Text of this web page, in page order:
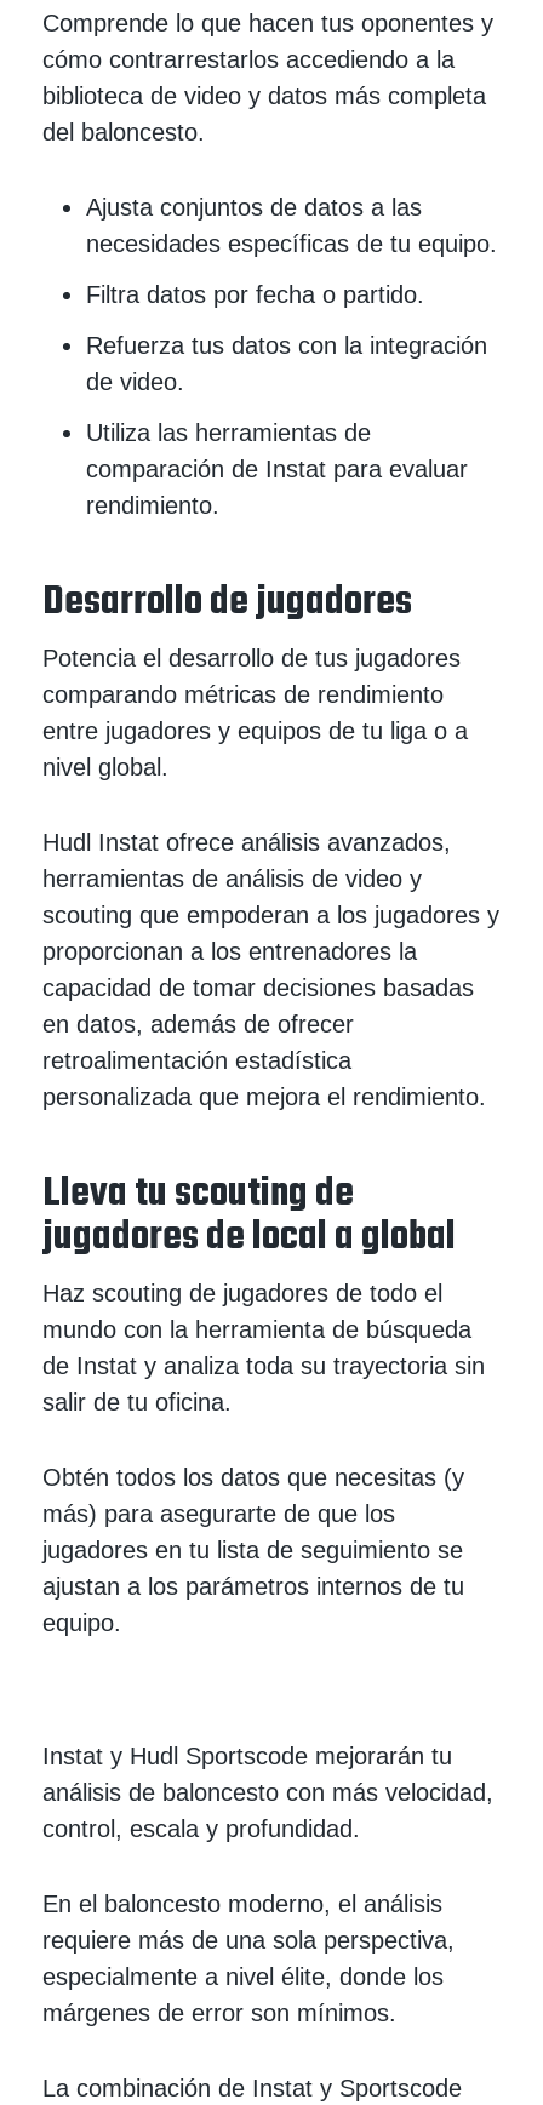
Comprende lo que hacen tus oponentes y
cómo contrarrestarlos accediendo a la
biblioteca de video y datos más completa
del baloncesto.
Ajusta conjuntos de datos a las
necesidades específicas de tu equipo.
Filtra datos por fecha o partido.
Refuerza tus datos con la integración
de video.
Utiliza las herramientas de
comparación de Instat para evaluar
rendimiento.
Desarrollo de jugadores
Potencia el desarrollo de tus jugadores
comparando métricas de rendimiento
entre jugadores y equipos de tu liga o a
nivel global.
Hudl Instat ofrece análisis avanzados,
herramientas de análisis de video y
scouting que empoderan a los jugadores y
proporcionan a los entrenadores la
capacidad de tomar decisiones basadas
en datos, además de ofrecer
retroalimentación estadística
personalizada que mejora el rendimiento.
Lleva tu scouting de
jugadores de local a global
Haz scouting de jugadores de todo el
mundo con la herramienta de búsqueda
de Instat y analiza toda su trayectoria sin
salir de tu oficina.
Obtén todos los datos que necesitas (y
más) para asegurarte de que los
jugadores en tu lista de seguimiento se
ajustan a los parámetros internos de tu
equipo.
Instat y Hudl Sportscode mejorarán tu
análisis de baloncesto con más velocidad,
control, escala y profundidad.
En el baloncesto moderno, el análisis
requiere más de una sola perspectiva,
especialmente a nivel élite, donde los
márgenes de error son mínimos.
La combinación de Instat y Sportscode